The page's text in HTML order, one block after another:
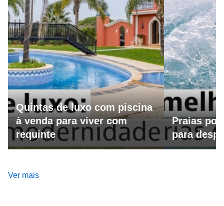
Quintas de luxo com piscina
à venda para viver com
requinte
Praias
para
Ver mais